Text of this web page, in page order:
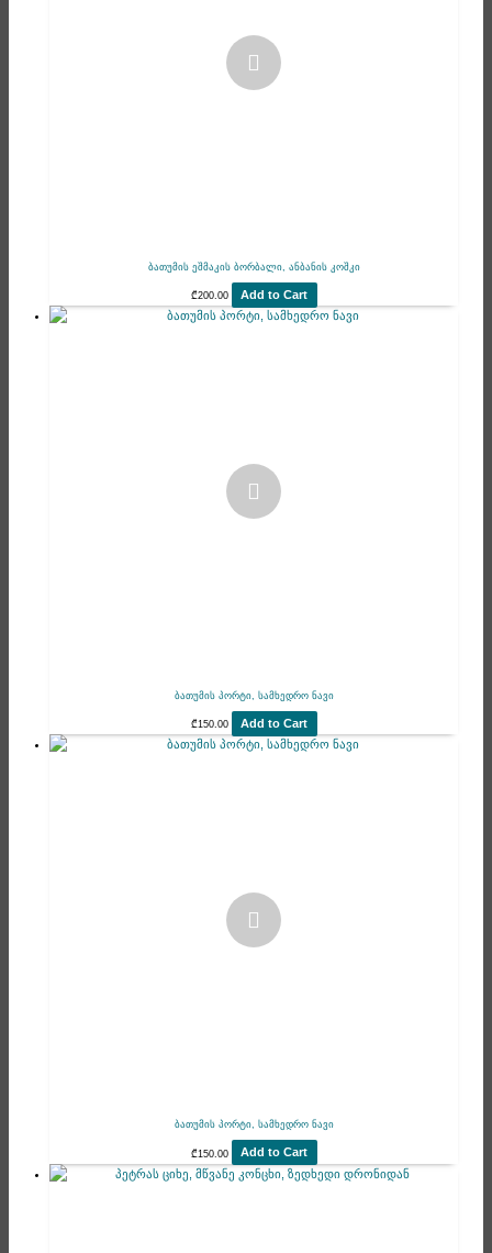
ბათუმის ეშმაკის ბორბალი, ანბანის კოშკი
₾200.00 Add to Cart
ბათუმის პორტი, სამხედრო ნავი
₾150.00 Add to Cart
ბათუმის პორტი, სამხედრო ნავი
₾150.00 Add to Cart